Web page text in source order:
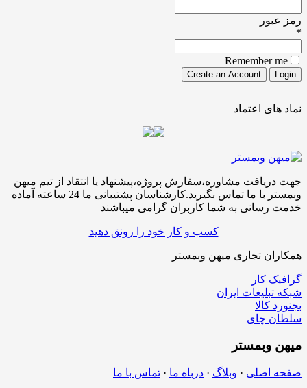
رمز عبور
*
Remember me
نماد های اعتماد
جهت دریافت مشاوره،سفارش پروژه،پیشنهاد یا انتقاد از تیم میهن
وبمستر با ما تماس بگیرید.کارشناسان پشتیبانی ما 24 ساعته آماده
خدمت رسانی به شما کاربران گرامی میباشند
کسب و کار خود را رونق دهید
همکاران تجاری میهن وبمستر
گرافیک کار
شبکه تبلیغات ایران
بجنورد کالا
سلطان چای
میهن وبمستر
صفحه اصلی · وبلاگ · درباه ما · تماس با ما